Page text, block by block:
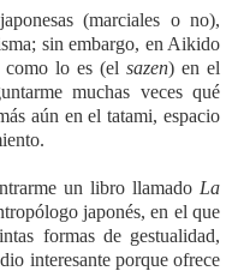
(marciales o no),
sin embargo, en Aikido
lo es (el sazen) en el
muchas veces qué
aún en el tatami, espacio
un libro llamado La
japonés, en el que
formas de gestualidad,
interesante porque ofrece